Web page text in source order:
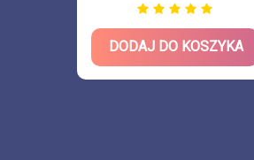
DODAJ DO KOSZYKA